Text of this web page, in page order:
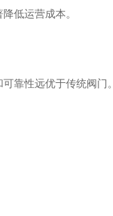
低运营成本。
靠性远优于传统阀门。